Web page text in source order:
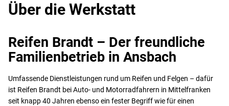
Über die Werkstatt
Reifen Brandt – Der freundliche
Familienbetrieb in Ansbach
Umfassende Dienstleistungen rund um Reifen und Felgen – dafür
ist Reifen Brandt bei Auto- und Motorradfahrern in Mittelfranken
seit knapp 40 Jahren ebenso ein fester Begriff wie für einen